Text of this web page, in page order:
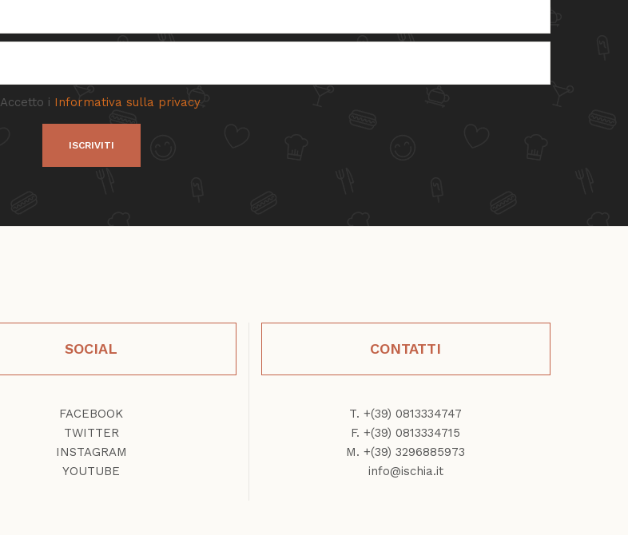
Accetto i Informativa sulla privacy
ISCRIVITI
SOCIAL
FACEBOOK
TWITTER
INSTAGRAM
YOUTUBE
CONTATTI
T. +(39) 0813334747
F. +(39) 0813334715
M. +(39) 3296885973
info@ischia.it